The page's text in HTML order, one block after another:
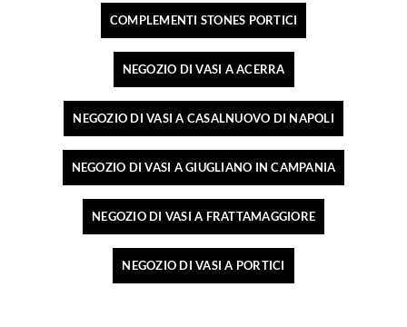
COMPLEMENTI STONES PORTICI
NEGOZIO DI VASI A ACERRA
NEGOZIO DI VASI A CASALNUOVO DI NAPOLI
NEGOZIO DI VASI A GIUGLIANO IN CAMPANIA
NEGOZIO DI VASI A FRATTAMAGGIORE
NEGOZIO DI VASI A PORTICI